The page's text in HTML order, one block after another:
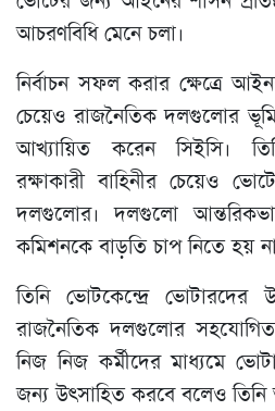
আচরণবিধি মেনে চলা।
নির্বাচন সফল করার ক্ষেত্রে
চেয়েও রাজনৈতিক দলগুলোর
আখ্যায়িত করেন সিইসি।
রক্ষাকারী বাহিনীর চেয়েও
দলগুলোর। দলগুলো
কমিশনকে বাড়তি চাপ নিতে হয়
তিনি ভোটকেন্দ্রে ভোটারদের
রাজনৈতিক দলগুলোর
নিজ নিজ কর্মীদের মাধ্যমে
জন্য উৎসাহিত করবে বলেও